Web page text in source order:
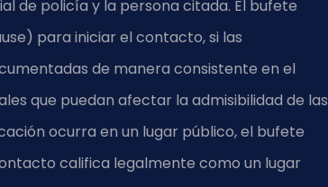
de policía y la persona citada. El bufete
para iniciar el contacto, si las
de manera consistente en el
que puedan afectar la admisibilidad de las
ocurra en un lugar público, el bufete
califica legalmente como un lugar